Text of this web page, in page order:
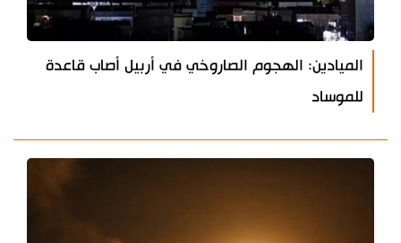
الميادين: الهجوم الصاروخي في أربيل أصاب قاعدة
للموساد